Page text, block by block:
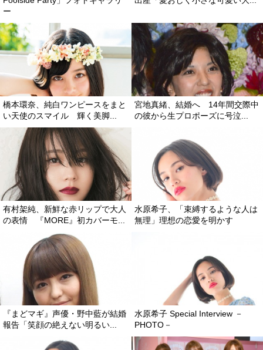
ー
橋本環奈、純白ワンピースをまと
い天使のスマイル 輝く美脚...
宮地真緒、結婚へ 14年間交際中
の彼から生プロポーズに号泣...
有村架純、新鮮な赤リップで大人
の表情 『MORE』初カバーモ...
水原希子、「束縛するような人は
無理」理想の恋愛を明かす
『まどマギ』声優・野中藍が結婚
報告「笑顔の絶えない明るい...
水原希子 Special Interview －
PHOTO－